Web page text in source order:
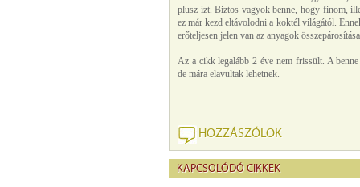
plusz ízt. Biztos vagyok benne, hogy finom,
ez már kezd eltávolodni a koktél világától.
erőteljesen jelen van az anyagok
Az a cikk legalább 2 éve nem frissült. A
de mára elavultak lehetnek.
HOZZÁSZÓLOK
KAPCSOLÓDÓ CIKKEK